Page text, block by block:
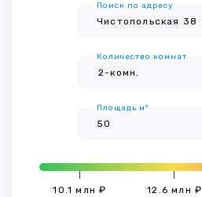
Поиск по адресу
Количество комнат
Площадь м²
10.1 млн ₽ 12.6 млн ₽